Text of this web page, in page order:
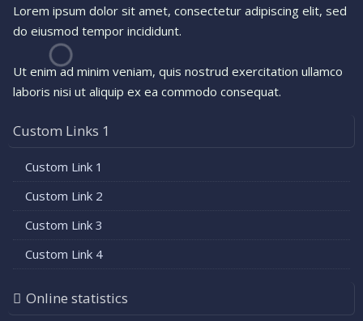
Lorem ipsum dolor sit amet, consectetur adipiscing elit, sed
do eiusmod tempor incididunt.
Ut enim ad minim veniam, quis nostrud exercitation ullamco
laboris nisi ut aliquip ex ea commodo consequat.
Custom Links 1
Custom Link 1
Custom Link 2
Custom Link 3
Custom Link 4
Online statistics